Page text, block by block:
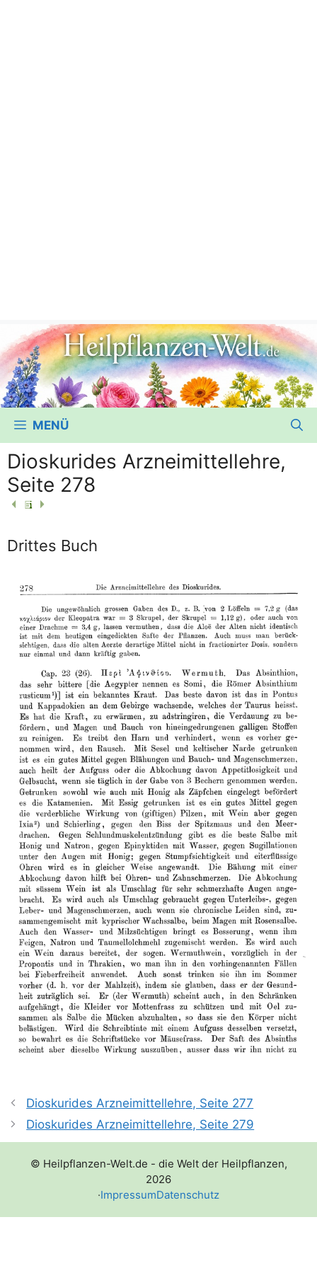
MENÜ
Dioskurides Arzneimittellehre,
Seite 278
Drittes Buch
Dioskurides Arzneimittellehre, Seite 277
Dioskurides Arzneimittellehre, Seite 279
© Heilpflanzen-Welt.de - die Welt der Heilpflanzen,
2026
·ImpressumDatenschutz